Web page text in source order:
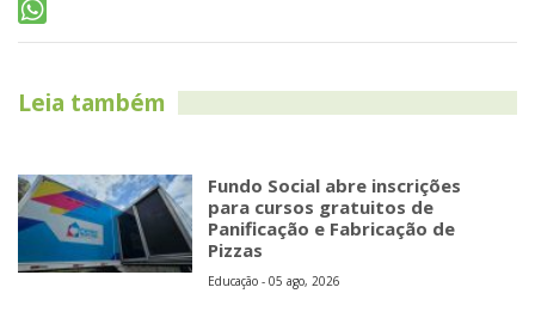
Leia também
Fundo Social abre inscrições
para cursos gratuitos de
Panificação e Fabricação de
Pizzas
Educação - 05 ago, 2026